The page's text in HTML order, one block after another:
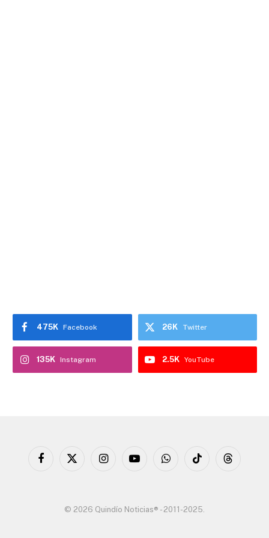
Facebook
475K Twitter
26K
Instagram
135K YouTube
2.5K
Facebook
X
InstagramYouTubeWhatsAppTikTok Threads
© 2026 Quindío Noticias® - 2011-2025.